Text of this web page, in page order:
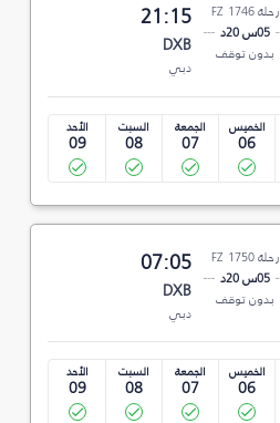
رحلة FZ 1746
05س 20د
بدون توقف
21:15
DXB
دبي
الخميس
06
الجمعة
07
السبت
08
الأحد
09
رحلة FZ 1750
05س 20د
بدون توقف
07:05
DXB
دبي
الخميس
06
الجمعة
07
السبت
08
الأحد
09